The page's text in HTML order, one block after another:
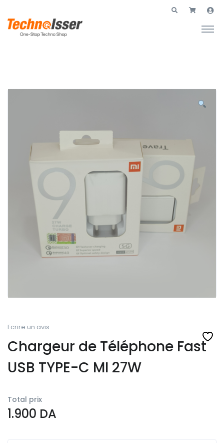
Ecrire un avis
Chargeur de Téléphone Fast
USB TYPE-C MI 27W
Total prix
1.900 DA